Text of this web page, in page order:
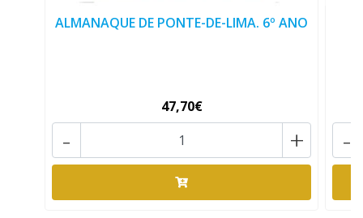
ALMANAQUE DE PONTE-DE-LIMA. 6º ANO
47,70€
+
- -